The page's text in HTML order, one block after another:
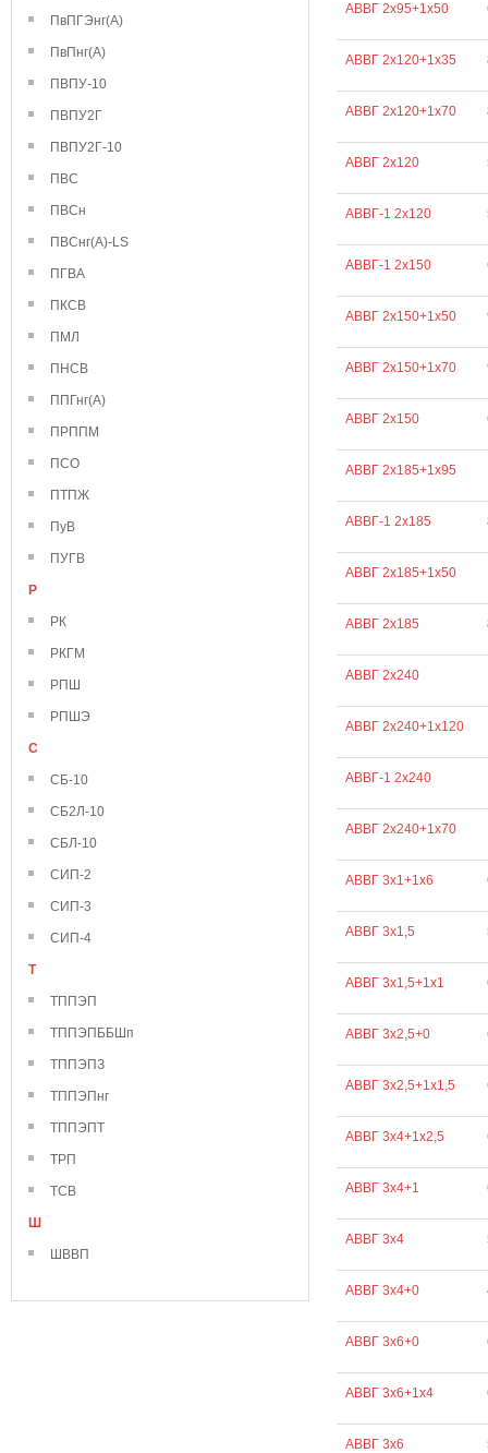
ПвПГЭнг(А)
ПвПнг(А)
ПВПУ-10
ПВПУ2Г
ПВПУ2Г-10
ПВС
ПВСн
ПВСнг(А)-LS
ПГВА
ПКСВ
ПМЛ
ПНСВ
ППГнг(А)
ПРППМ
ПСО
ПТПЖ
ПуВ
ПУГВ
Р
РК
РКГМ
РПШ
РПШЭ
С
СБ-10
СБ2Л-10
СБЛ-10
СИП-2
СИП-3
СИП-4
Т
ТППЭП
ТППЭПББШп
ТППЭПЗ
ТППЭПнг
ТППЭПТ
ТРП
ТСВ
Ш
ШВВП
АВВГ 2х95+1х50
АВВГ 2х120+1х35
АВВГ 2х120+1х70
АВВГ 2х120
АВВГ-1 2х120
АВВГ-1 2х150
АВВГ 2х150+1х50
АВВГ 2х150+1х70
АВВГ 2х150
АВВГ 2х185+1х95
АВВГ-1 2х185
АВВГ 2х185+1х50
АВВГ 2х185
АВВГ 2х240
АВВГ 2х240+1х120
АВВГ-1 2х240
АВВГ 2х240+1х70
АВВГ 3х1+1х6
АВВГ 3х1,5
АВВГ 3х1,5+1х1
АВВГ 3х2,5+0
АВВГ 3х2,5+1х1,5
АВВГ 3х4+1х2,5
АВВГ 3х4+1
АВВГ 3х4
АВВГ 3х4+0
АВВГ 3х6+0
АВВГ 3х6+1х4
АВВГ 3х6